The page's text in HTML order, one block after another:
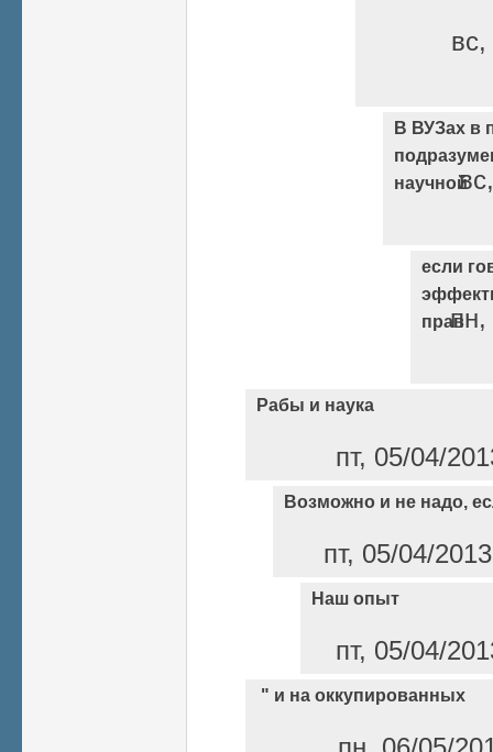
В ВУЗах в
научной
если
прав
Рабы и наука
пт, 05/04/
Возможно и не надо,
пт, 05/04/
Наш опыт
пт, 05/04/
" и на оккупированных